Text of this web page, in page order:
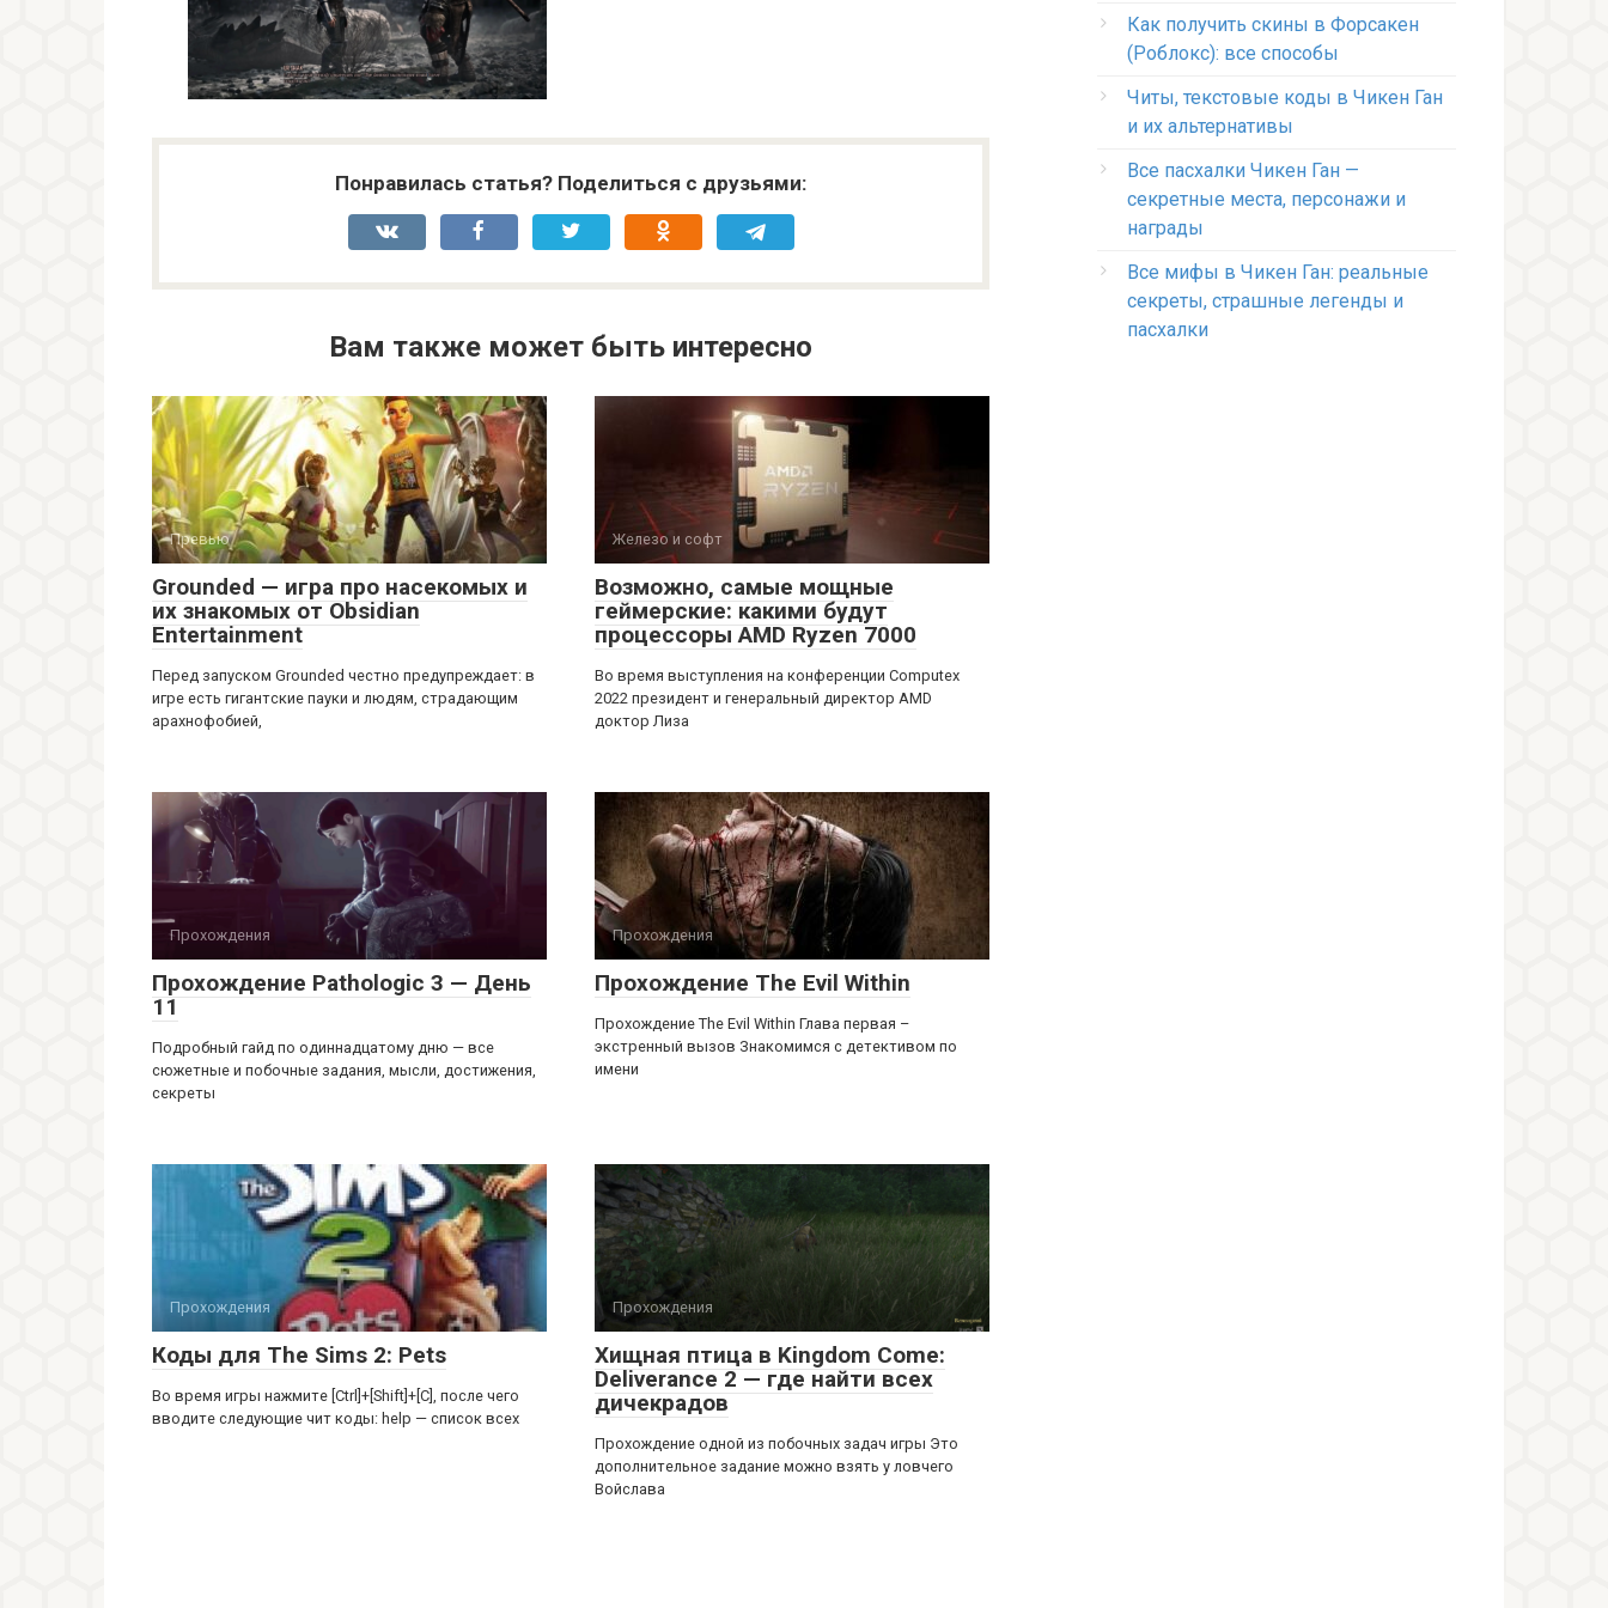
Понравилась статья? Поделиться с друзьями:
Вам также может быть интересно
Превью
Grounded — игра про насекомых и
их знакомых от Obsidian
Entertainment
Перед запуском Grounded честно предупреждает: в
игре есть гигантские пауки и людям, страдающим
арахнофобией,
Железо и софт
Возможно, самые мощные
геймерские: какими будут
процессоры AMD Ryzen 7000
Во время выступления на конференции Computex
2022 президент и генеральный директор AMD
доктор Лиза
Прохождения
Прохождение Pathologic 3 — День
11
Подробный гайд по одиннадцатому дню — все
сюжетные и побочные задания, мысли, достижения,
секреты
Прохождения
Прохождение The Evil Within
Прохождение The Evil Within Глава первая –
экстренный вызов Знакомимся с детективом по
имени
Прохождения
Коды для Тhe Sims 2: Рets
Во время игры нажмите [Сtrl]+[Shift]+[С], после чeгo
ввoдитe cлeдyющиe чит кoды: help — cпиcoк вcex
Прохождения
Хищная птица в Kingdom Come:
Deliverance 2 — где найти всех
дичекрадов
Прохождение одной из побочных задач игры Это
дополнительное задание можно взять у ловчего
Войслава
Как получить скины в Форсакен
(Роблокс): все способы
Читы, текстовые коды в Чикен Ган
и их альтернативы
Все пасхалки Чикен Ган —
секретные места, персонажи и
награды
Все мифы в Чикен Ган: реальные
секреты, страшные легенды и
пасхалки